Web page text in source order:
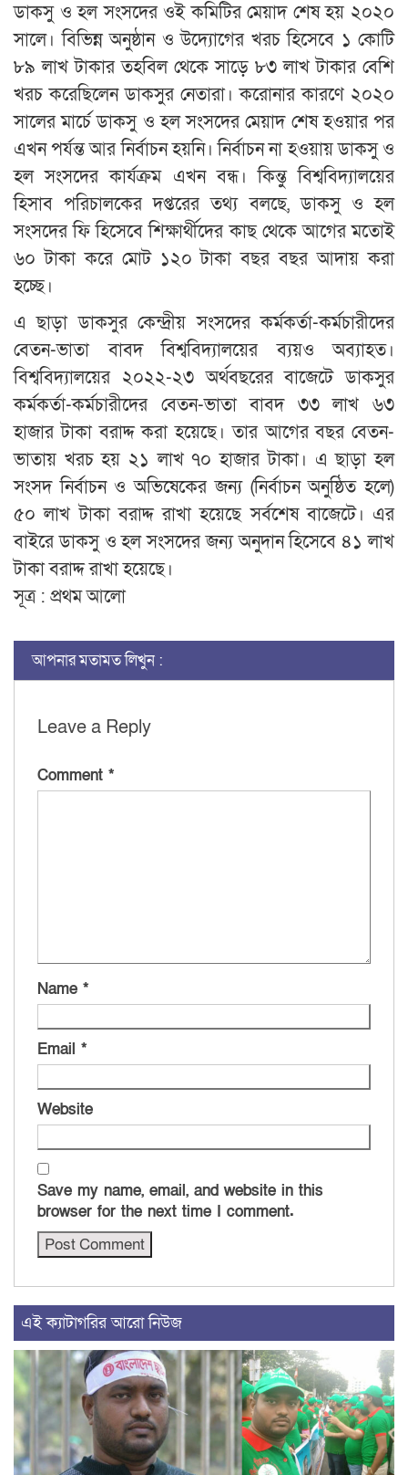
ডাকসু ও হল সংসদের ওই কমিটির মেয়াদ শেষ হয় ২০২০
সালে। বিভিন্ন অনুষ্ঠান ও উদ্যোগের খরচ হিসেবে ১ কোটি
৮৯ লাখ টাকার তহবিল থেকে সাড়ে ৮৩ লাখ টাকার বেশি
খরচ করেছিলেন ডাকসুর নেতারা। করোনার কারণে ২০২০
সালের মার্চে ডাকসু ও হল সংসদের মেয়াদ শেষ হওয়ার পর
এখন পর্যন্ত আর নির্বাচন হয়নি। নির্বাচন না হওয়ায় ডাকসু ও
হল সংসদের কার্যক্রম এখন বন্ধ। কিন্তু বিশ্ববিদ্যালয়ের
হিসাব পরিচালকের দপ্তরের তথ্য বলছে, ডাকসু ও হল
সংসদের ফি হিসেবে শিক্ষার্থীদের কাছ থেকে আগের মতোই
৬০ টাকা করে মোট ১২০ টাকা বছর বছর আদায় করা
হচ্ছে।
এ ছাড়া ডাকসুর কেন্দ্রীয় সংসদের কর্মকর্তা-কর্মচারীদের
বেতন-ভাতা বাবদ বিশ্ববিদ্যালয়ের ব্যয়ও অব্যাহত।
বিশ্ববিদ্যালয়ের ২০২২-২৩ অর্থবছরের বাজেটে ডাকসুর
কর্মকর্তা-কর্মচারীদের বেতন-ভাতা বাবদ ৩৩ লাখ ৬৩
হাজার টাকা বরাদ্দ করা হয়েছে। তার আগের বছর বেতন-
ভাতায় খরচ হয় ২১ লাখ ৭০ হাজার টাকা। এ ছাড়া হল
সংসদ নির্বাচন ও অভিষেকের জন্য (নির্বাচন অনুষ্ঠিত হলে)
৫০ লাখ টাকা বরাদ্দ রাখা হয়েছে সর্বশেষ বাজেটে। এর
বাইরে ডাকসু ও হল সংসদের জন্য অনুদান হিসেবে ৪১ লাখ
টাকা বরাদ্দ রাখা হয়েছে।
সূত্র : প্রথম আলো
আপনার মতামত লিখুন :
Leave a Reply
Comment *
Name *
Email *
Website
Save my name, email, and website in this
browser for the next time I comment.
এই ক্যাটাগরির আরো নিউজ